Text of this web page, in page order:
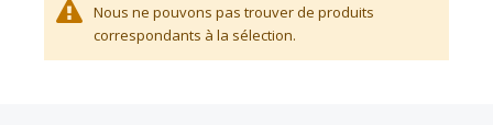
Nous ne pouvons pas trouver de produits
correspondants à la sélection.